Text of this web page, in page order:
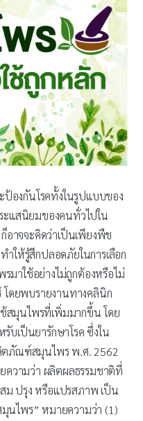
ป้องกันโรคทั้งในรูปแบบของ
แสนิยมของคนทั่วไปใน
อาจจะคิดว่าเป็นเพียงพืช
ให้รู้สึกปลอดภัยในการเลือก
มาใช้อย่างไม่ถูกต้องหรือไม่
โดยพบรายงานทางคลินิก
ช้สมุนไพรที่เพิ่มมากขึ้น โดย
บเป็นยารักษาโรค ซึ่งใน
ภัณฑ์สมุนไพร พ.ศ. 2562
วามว่า ผลิตผลธรรมชาติที่
ม ปรุง หรือแปรสภาพ เป็น
ไพร” หมายความว่า (1)